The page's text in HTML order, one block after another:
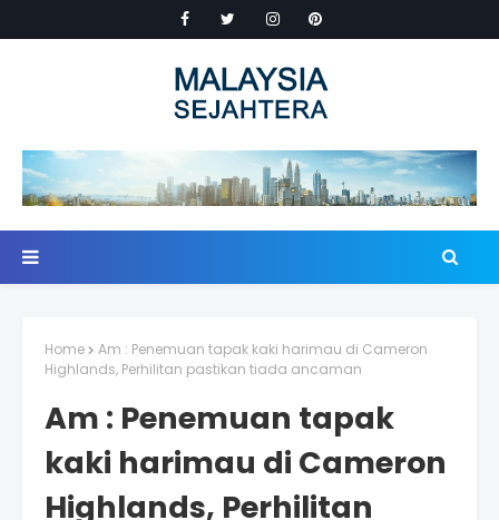
Home
Am : Penemuan tapak kaki harimau di Cameron
Highlands, Perhilitan pastikan tiada ancaman
Am : Penemuan tapak
kaki harimau di Cameron
Highlands, Perhilitan